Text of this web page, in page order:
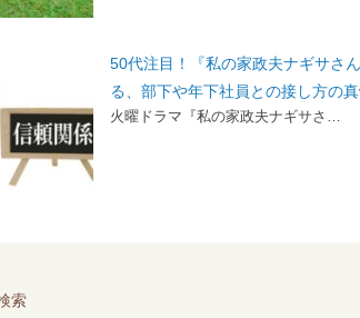
50代注目！『私の家政夫ナギサさ
る、部下や年下社員との接し方の
火曜ドラマ『私の家政夫ナギサさ…
索